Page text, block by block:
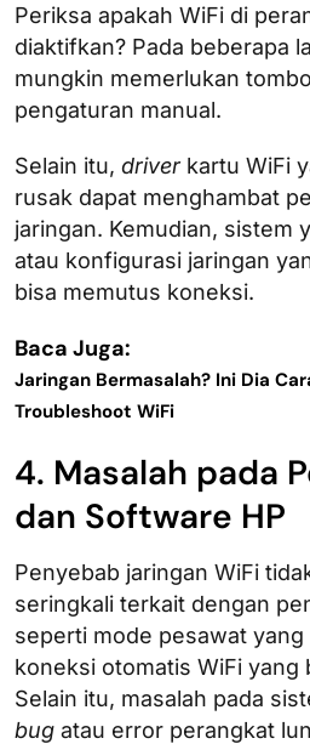
Periksa apakah WiFi di
diaktifkan? Pada beberapa
mungkin memerlukan
pengaturan manual.
Selain itu, driverkartu WiFi
rusak dapat menghambat
jaringan. Kemudian, sistem
atau konfigurasi jaringan
bisa memutus koneksi.
Baca Juga:
Jaringan Bermasalah? Ini Dia
Troubleshoot WiFi
4. Masalah pada
dan Software HP
Penyebab jaringan WiFi
seringkali terkait dengan
seperti mode pesawat
koneksi otomatis WiFi yang
Selain itu, masalah pada
bug atau error perangkat